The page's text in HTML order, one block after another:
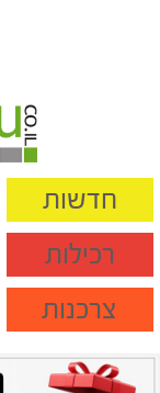
חדשות
רכילות
צרכנות